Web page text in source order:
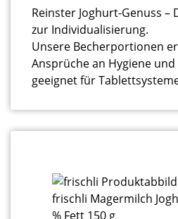
Reinster Joghurt-Genuss –
zur Individualisierung.
Unsere Becherportionen
Ansprüche an Hygiene
geeignet für